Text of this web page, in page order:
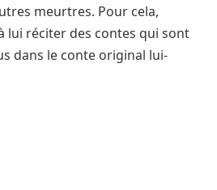
meurtres. Pour cela,
lui réciter des contes qui sont
dans le conte original lui-